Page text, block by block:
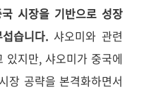
시장을 기반으로 성장
습니다. 샤오미와 관련
있지만, 샤오미가 중국에
장 공략을 본격화하면서